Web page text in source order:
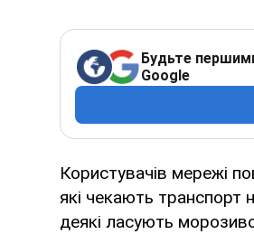
Будьте
Google
Користувачів мережі
які чекають транспорт
деякі ласують